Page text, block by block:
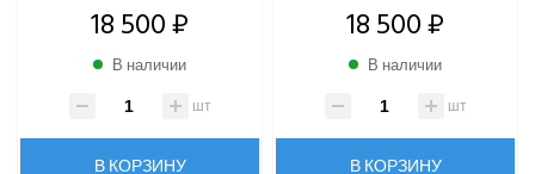
ВИННЫЕ ХОЛОДИЛЬНИКИ И ШКАФЫ
ПРИТОЧНО-ВЫТЯЖНЫЕ УСТАНОВКИ
18 500 ₽
В наличии
шт
В КОРЗИНУ
18 500 ₽
В наличии
шт
В КОРЗИНУ